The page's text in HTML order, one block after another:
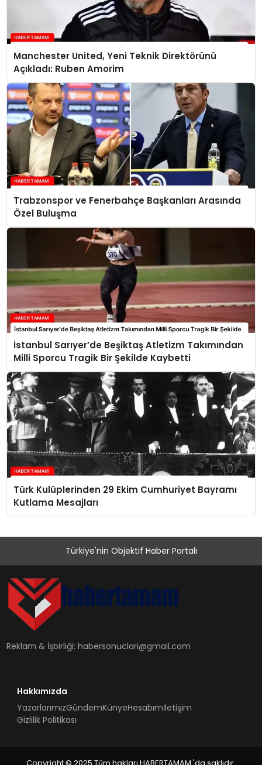
Manchester United, Yeni Teknik Direktörünü
Açıkladı: Ruben Amorim
Trabzonspor ve Fenerbahçe Başkanları Arasında
Özel Buluşma
İstanbul Sarıyer’de Beşiktaş Atletizm Takımından
Milli Sporcu Tragik Bir Şekilde Kaybetti
Türk Kulüplerinden 29 Ekim Cumhuriyet Bayramı
Kutlama Mesajları
Türkiye'nin Objektif Haber Portalı
Reklam & İşbirliği:habersonuclari@gmail.com
Hakkımızda
YazarlarımızGündemKünyeHesabımİletişim
Gizlilik Politikası
Copyright © 2025 Tüm hakları HABERTAMAM 'da saklıdır.